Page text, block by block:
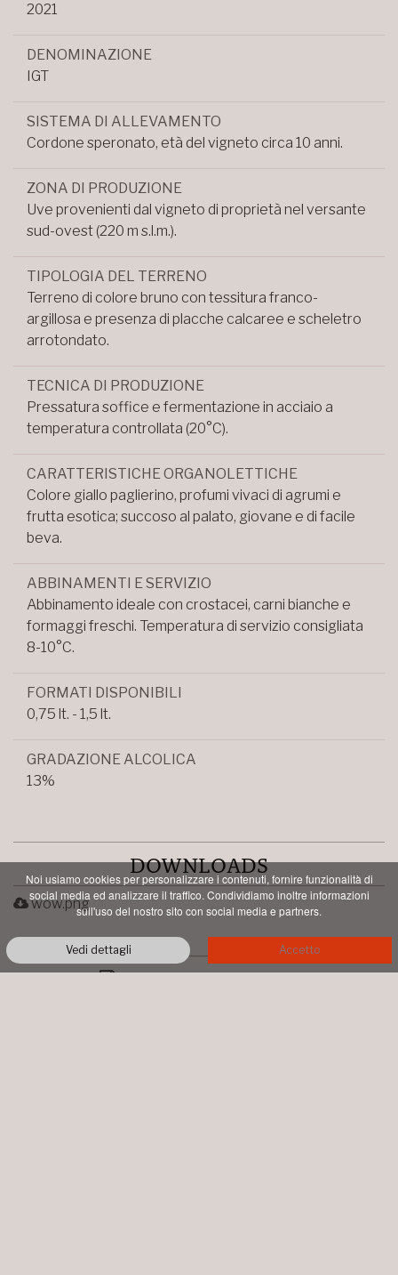
2021
DENOMINAZIONE
IGT
SISTEMA DI ALLEVAMENTO
Cordone speronato, età del vigneto circa 10 anni.
ZONA DI PRODUZIONE
Uve provenienti dal vigneto di proprietà nel versante
sud-ovest (220 m s.l.m.).
TIPOLOGIA DEL TERRENO
Terreno di colore bruno con tessitura franco-
argillosa e presenza di placche calcaree e scheletro
arrotondato.
TECNICA DI PRODUZIONE
Pressatura soffice e fermentazione in acciaio a
temperatura controllata (20°C).
CARATTERISTICHE ORGANOLETTICHE
Colore giallo paglierino, profumi vivaci di agrumi e
frutta esotica; succoso al palato, giovane e di facile
beva.
ABBINAMENTI E SERVIZIO
Abbinamento ideale con crostacei, carni bianche e
formaggi freschi. Temperatura di servizio consigliata
8-10°C.
FORMATI DISPONIBILI
0,75 lt. - 1,5 lt.
GRADAZIONE ALCOLICA
13%
DOWNLOADS
wow.png
PDF STAMPABILE
Noi usiamo cookies per personalizzare i contenuti, fornire funzionalità di
social media ed analizzare il traffico. Condividiamo inoltre informazioni
sull'uso del nostro sito con social media e partners.
Vedi dettagli Accetto